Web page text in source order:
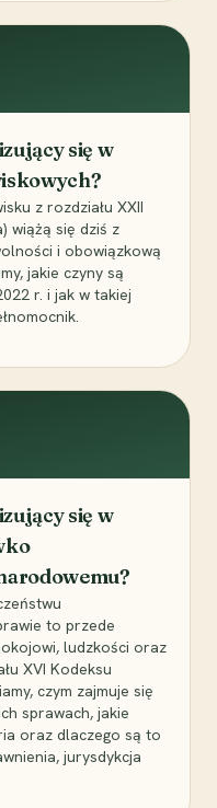
się w
z rozdziału XXII
wiążą się dziś z
i obowiązkową
jakie czyny są
r. i jak w takiej
się w
to przede
ludzkości oraz
XVI Kodeksu
czym zajmuje się
sprawach, jakie
oraz dlaczego są to
jurysdykcja